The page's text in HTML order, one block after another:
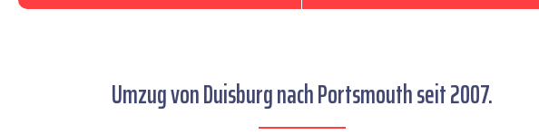
Umzug von Duisburg nach Portsmouth seit 2007.